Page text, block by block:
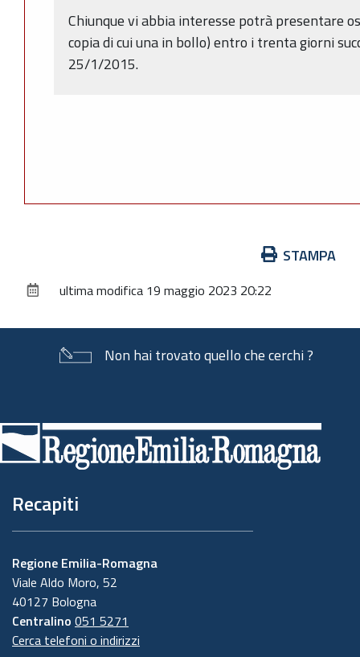
Chiunque vi abbia interesse potrà presentare
copia di cui una in bollo) entro i trenta giorni
25/1/2015.
documento
STAMPA
ultima modifica 19 maggio 2023 20:22
Non hai trovato quello che cerchi ?
di
pagina
Recapiti
Regione Emilia-Romagna
Viale Aldo Moro, 52
40127 Bologna
Centralino 051 5271
Cerca telefoni o indirizzi